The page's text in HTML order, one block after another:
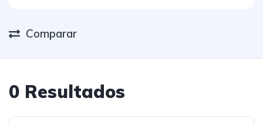
Comparar
0 Resultados